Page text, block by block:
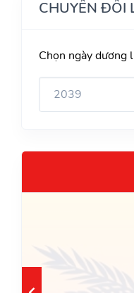
CHUYỂN ĐỔI
Chọn ngày dương